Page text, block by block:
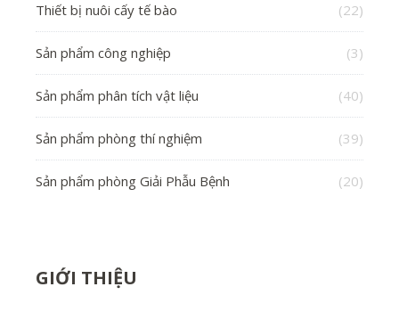
Thiết bị nuôi cấy tế bào (22)
Sản phẩm công nghiệp (3)
Sản phẩm phân tích vật liệu (40)
Sản phẩm phòng thí nghiệm (39)
Sản phẩm phòng Giải Phẫu Bệnh (20)
GIỚI THIỆU